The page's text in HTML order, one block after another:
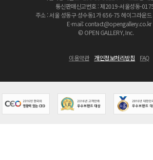
통신판매신고번호 : 제2019-서울성동-
주소 : 서울 성동구 성수동1가 656-75 헤이그라운
E-mail: contact@opengallery.co.kr
© OPEN GALLERY, Inc.
이용약관 개인정보처리방침 FAQ